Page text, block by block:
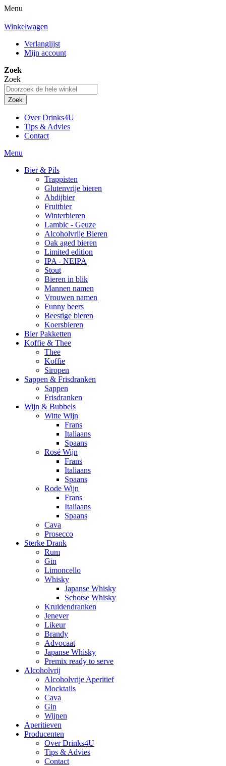
Menu
Winkelwagen
Verlanglijst
Mijn account
Zoek
Zoek
Zoek
Over Drinks4U
Tips & Advies
Contact
Menu
Bier & Pils
Trappisten
Glutenvrije bieren
Abdijbier
Fruitbier
Winterbieren
Lambic - Geuze
Alcoholvrije Bieren
Oak aged bieren
Limited edition
IPA - NEIPA
Stout
Bieren in blik
Mannen namen
Vrouwen namen
Funny beers
Beestige bieren
Koersbieren
Bier Pakketten
Koffie & Thee
Thee
Koffie
Siropen
Sappen & Frisdranken
Sappen
Frisdranken
Wijn & Bubbels
Witte Wijn
Frans
Italiaans
Spaans
Rosé Wijn
Frans
Italiaans
Spaans
Rode Wijn
Frans
Italiaans
Spaans
Cava
Prosecco
Sterke Drank
Rum
Gin
Limoncello
Whisky
Japanse Whisky
Schotse Whisky
Kruidendranken
Jenever
Likeur
Brandy
Advocaat
Japanse Whisky
Premix ready to serve
Alcoholvrij
Alcoholvrije Aperitief
Mocktails
Cava
Gin
Wijnen
Aperitieven
Producenten
Over Drinks4U
Tips & Advies
Contact